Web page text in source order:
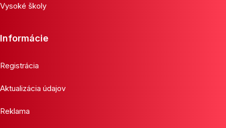
Vysoké školy
Informácie
Registrácia
Aktualizácia údajov
Reklama